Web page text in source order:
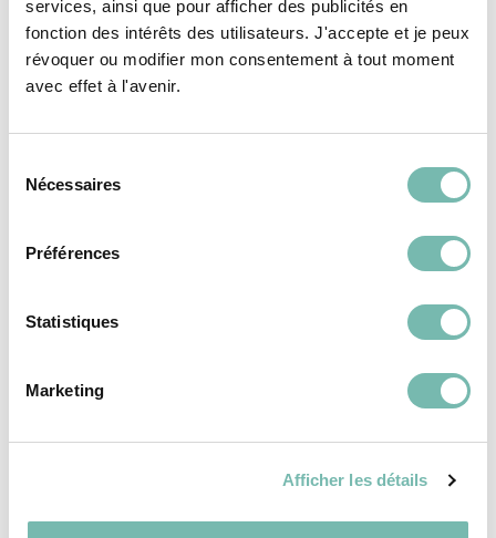
services, ainsi que pour afficher des publicités en
fonction des intérêts des utilisateurs. J'accepte et je peux
révoquer ou modifier mon consentement à tout moment
avec effet à l'avenir.
Nécessaires
Préférences
Statistiques
Marketing
Afficher les détails
VÊTEMENTS
FEMME
Robe En Velours
Hauts
LES PETITS RIENS ASBL
VÊTEMENTS
Robe Courte Fluide
LES PETITS RIENS ASBL